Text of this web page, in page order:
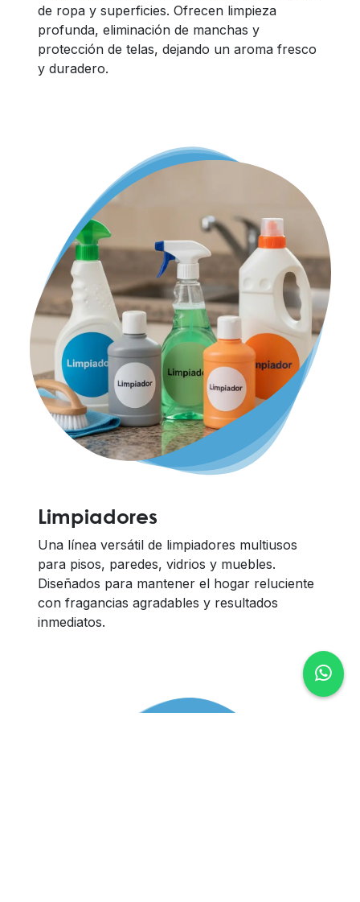
de ropa y superficies. Ofrecen limpieza
profunda, eliminación de manchas y
protección de telas, dejando un aroma fresco
y duradero.
Limpiadores
Una línea versátil de limpiadores multiusos
para pisos, paredes, vidrios y muebles.
Diseñados para mantener el hogar reluciente
con fragancias agradables y resultados
inmediatos.